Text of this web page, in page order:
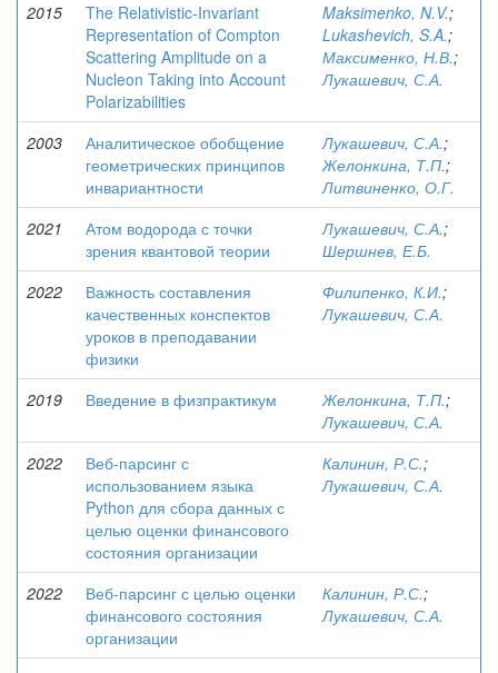
2015
The Relativistic-Invariant
Representation of Compton
Scattering Amplitude on a
Nucleon Taking into Account
Polarizabilities
Maksimenko, N.V.;
Lukashevich, S.A.;
Максименко, Н.В.;
Лукашевич, С.А.
2003
Аналитическое обобщение
геометрических принципов
инвариантности
Лукашевич, С.А.;
Желонкина, Т.П.;
Литвиненко, О.Г.
2021
Атом водорода с точки
зрения квантовой теории
Лукашевич, С.А.;
Шершнев, Е.Б.
2022
Важность составления
качественных конспектов
уроков в преподавании
физики
Филипенко, К.И.;
Лукашевич, С.А.
2019 Введение в физпрактикум Желонкина, Т.П.;
Лукашевич, С.А.
2022
Веб-парсинг с
использованием языка
Python для сбора данных с
целью оценки финансового
состояния организации
Калинин, Р.С.;
Лукашевич, С.А.
2022
Веб-парсинг с целью оценки
финансового состояния
организации
Калинин, Р.С.;
Лукашевич, С.А.